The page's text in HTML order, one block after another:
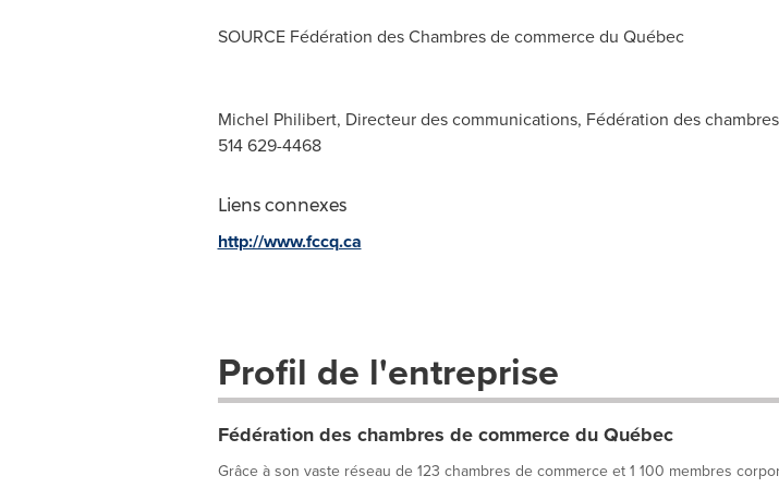
SOURCE Fédération des Chambres de commerce du Québec
Michel Philibert, Directeur des communications, Fédération des
514 629-4468
Liens connexes
http://www.fccq.ca
Profil de l'entreprise
Fédération des chambres de commerce du Québec
Grâce à son vaste réseau de 123 chambres de commerce et 1 100 membres